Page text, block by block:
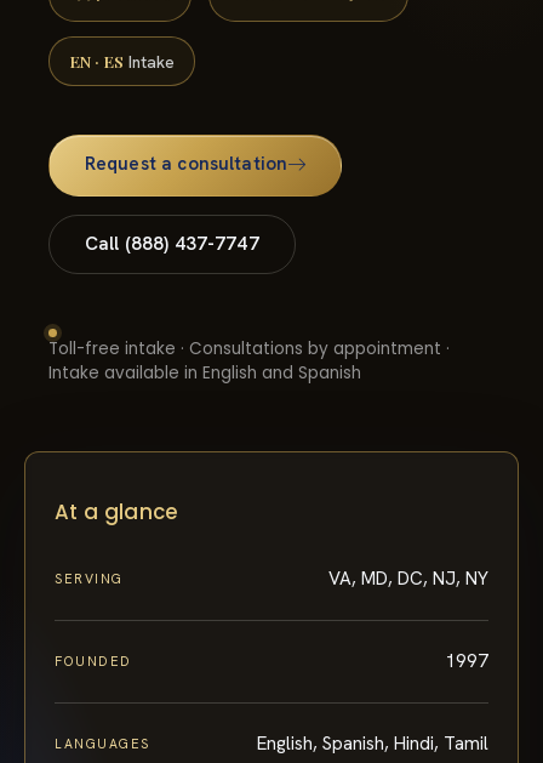
EN · ES Intake
Request a consultation
Call (888) 437-7747
Toll-free intake · Consultations by appointment ·
Intake available in English and Spanish
At a glance
SERVING VA, MD, DC, NJ, NY
FOUNDED 1997
LANGUAGES English, Spanish, Hindi, Tamil